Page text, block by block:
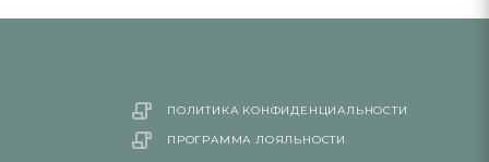
ПОЛИТИКА КОНФИДЕНЦИАЛЬНОСТИ
ПРОГРАММА ЛОЯЛЬНОСТИ